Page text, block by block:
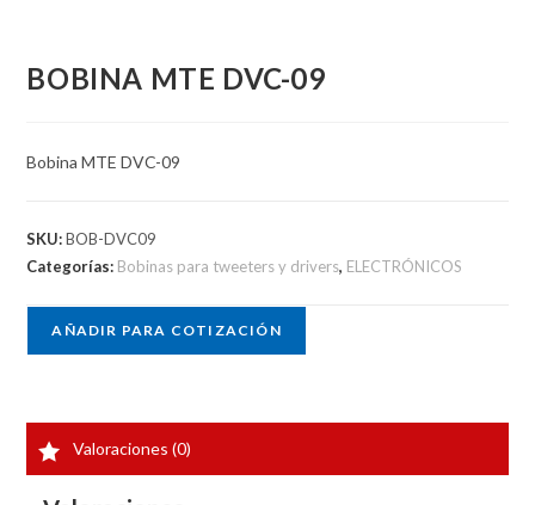
BOBINA MTE DVC-09
Bobina MTE DVC-09
SKU:BOB-DVC09
Categorías: Bobinas para tweeters y drivers, ELECTRÓNICOS
AÑADIR PARA COTIZACIÓN
Valoraciones (0)